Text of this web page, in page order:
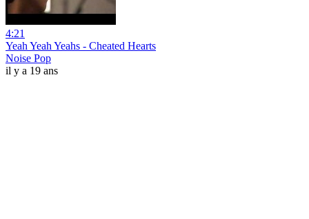
4:21
Yeah Yeah Yeahs - Cheated Hearts
Noise Pop
il y a 19 ans